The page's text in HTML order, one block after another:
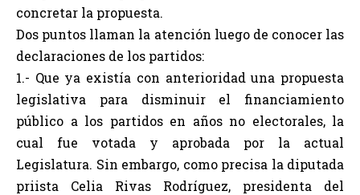
concretar la propuesta.
Dos puntos llaman la atención luego de conocer las
declaraciones de los partidos:
1.- Que ya existía con anterioridad una propuesta
legislativa para disminuir el financiamiento
público a los partidos en años no electorales, la
cual fue votada y aprobada por la actual
Legislatura. Sin embargo, como precisa la diputada
priista Celia Rivas Rodríguez, presidenta del